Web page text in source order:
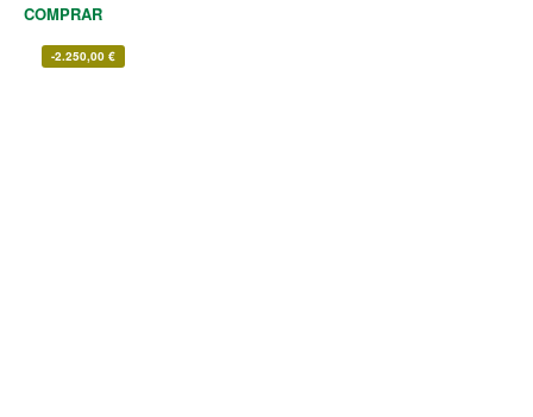
COMPRAR
-2.250,00 €